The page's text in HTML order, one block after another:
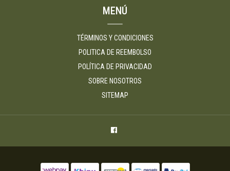
MENÚ
TÉRMINOS Y CONDICIONES
POLITICA DE REEMBOLSO
POLÍTICA DE PRIVACIDAD
SOBRE NOSOTROS
SITEMAP